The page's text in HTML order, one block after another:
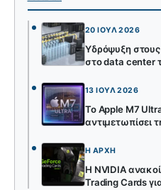
20 ΙΟΎΛ 2026
Υδρόψυξη
στο data center
13 ΙΟΎΛ 2026
Το Apple M7
αντιμετωπίσει
Η ΑΡΧΉ
Η NVIDIA
Trading Cards